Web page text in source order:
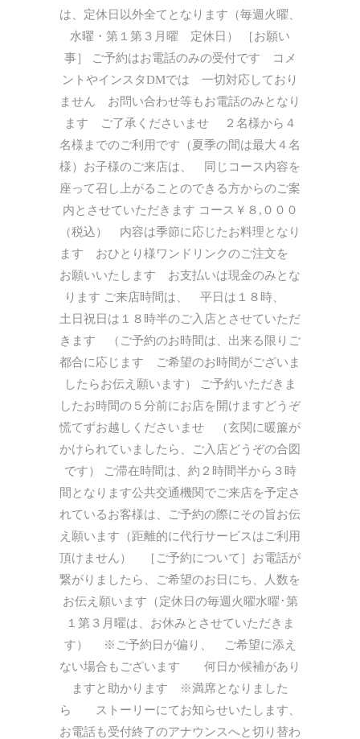
は、定休日以外全てとなります（毎週火曜、
水曜・第１第３月曜 定休日） ［お願い
事］ ご予約はお電話のみの受付です コメ
ントやインスタDMでは 一切対応しており
ません お問い合わせ等もお電話のみとなり
ます ご了承くださいませ ２名様から４
名様までのご利用です（夏季の間は最大４名
様）お子様のご来店は、 同じコース内容を
座って召し上がることのできる方からのご案
内とさせていただきます コース￥８,０００
（税込） 内容は季節に応じたお料理となり
ます おひとり様ワンドリンクのご注文を
お願いいたします お支払いは現金のみとな
ります ご来店時間は、 平日は１８時、
土日祝日は１８時半のご入店とさせていただ
きます （ご予約のお時間は、出来る限りご
都合に応じます ご希望のお時間がございま
したらお伝え願います） ご予約いただきま
したお時間の５分前にお店を開けますどうぞ
慌てずお越しくださいませ （玄関に暖簾が
かけられていましたら、ご入店どうぞの合図
です） ご滞在時間は、約２時間半から３時
間となります公共交通機関でご来店を予定さ
れているお客様は、ご予約の際にその旨お伝
え願います（距離的に代行サービスはご利用
頂けません） ［ご予約について］お電話が
繋がりましたら、ご希望のお日にち、人数を
お伝え願います（定休日の毎週火曜水曜･第
１第３月曜は、お休みとさせていただきま
す） ※ご予約日が偏り、 ご希望に添え
ない場合もございます 何日か候補があり
ますと助かります ※満席となりました
ら ストーリーにてお知らせいたします、
お電話も受付終了のアナウンスへと切り替わ